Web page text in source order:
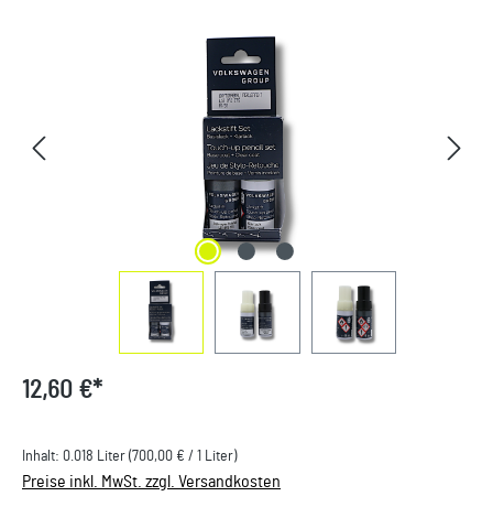
12,60 €*
Inhalt: 0.018 Liter (700,00 € / 1 Liter)
Preise inkl. MwSt. zzgl. Versandkosten